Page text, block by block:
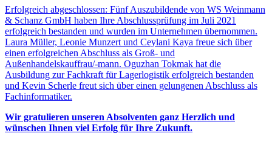
Erfolgreich abgeschlossen: Fünf Auszubildende von WS Weinmann
& Schanz GmbH haben Ihre Abschlussprüfung im Juli 2021
erfolgreich bestanden und wurden im Unternehmen übernommen.
Laura Müller, Leonie Munzert und Ceylani Kaya freue sich über
einen erfolgreichen Abschluss als Groß- und
Außenhandelskauffrau/-mann. Oguzhan Tokmak hat die
Ausbildung zur Fachkraft für Lagerlogistik erfolgreich bestanden
und Kevin Scherle freut sich über einen gelungenen Abschluss als
Fachinformatiker.
Wir gratulieren unseren Absolventen ganz Herzlich und
wünschen Ihnen viel Erfolg für Ihre Zukunft.